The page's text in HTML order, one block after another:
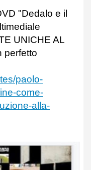
"Dedalo e il
UNICHE AL
perfetto
paolo-
come-
alla-